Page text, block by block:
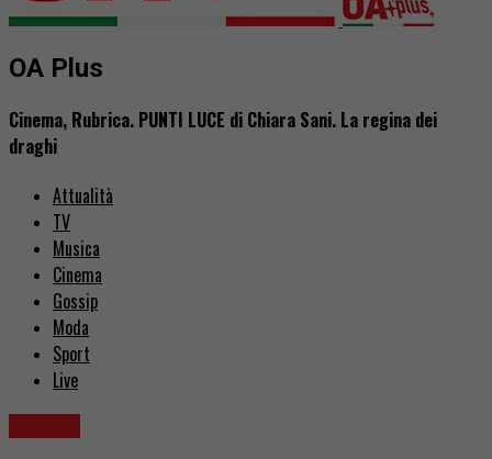
OA Plus
Cinema, Rubrica. PUNTI LUCE di Chiara Sani. La regina dei
draghi
Attualità
TV
Musica
Cinema
Gossip
Moda
Sport
Live